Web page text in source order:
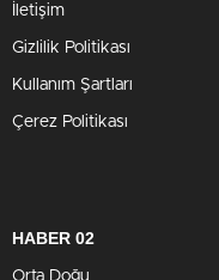
İletişim
Gizlilik Politikası
Kullanım Şartları
Çerez Politikası
HABER 02
Orta Doğu